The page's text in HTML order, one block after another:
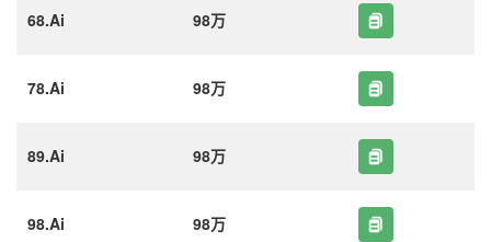
68.Ai 98万
78.Ai 98万
89.Ai 98万
98.Ai 98万